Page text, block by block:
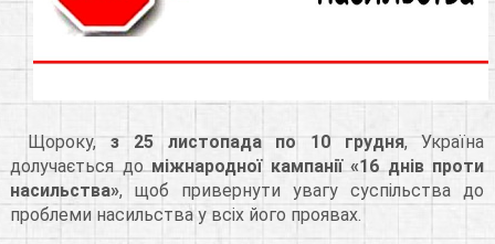
Щороку,з 25 листопада по 10 грудня, Україна
долучається доміжнародної кампанії «16 днів проти
насильства», щоб привернути увагу суспільства до
проблеми насильства у всіх його проявах.